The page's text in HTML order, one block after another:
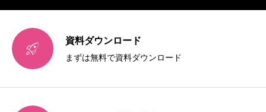
 資料ダウンロード
まずは無料で資料ダウンロード